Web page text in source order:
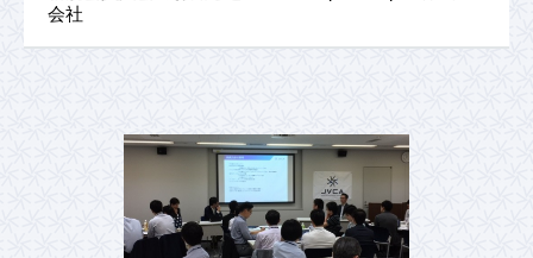
会社